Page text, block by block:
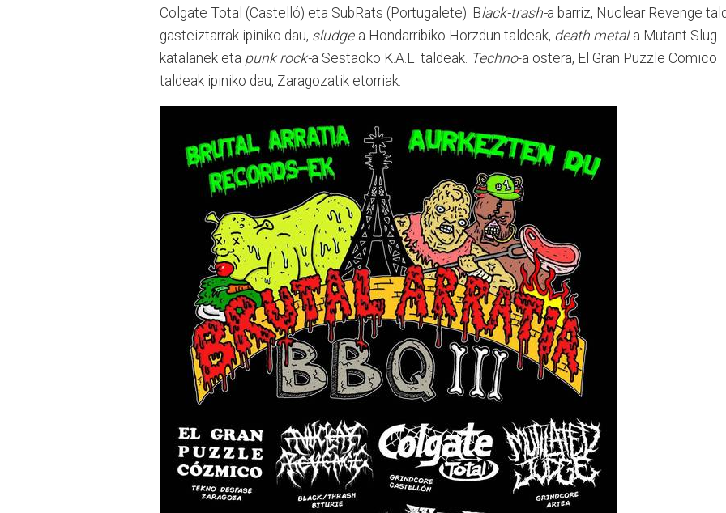
Colgate Total (Castelló) eta SubRats (Portugalete). Black-trash-a barriz, Nuclear Revenge
gasteiztarrak ipiniko dau, sludge-a Hondarribiko Horzdun taldeak, death metal-a Mutant Slug
katalanek eta punk rock-a Sestaoko K.A.L. taldeak. Techno-a ostera, El Gran Puzzle Comico
taldeak ipiniko dau, Zaragozatik etorriak.